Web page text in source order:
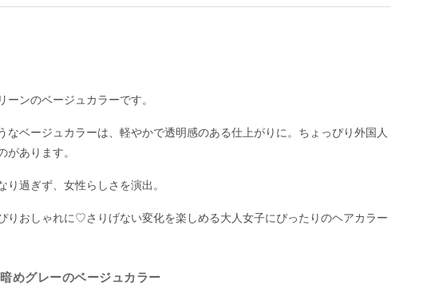
ンのベージュカラーです。
なベージュカラーは、軽やかで透明感のある仕上がりに。ちょっぴり外国人
があります。
過ぎず、女性らしさを演出。
りおしゃれに♡さりげない変化を楽しめる大人女子にぴったりのヘアカラー
めグレーのベージュカラー